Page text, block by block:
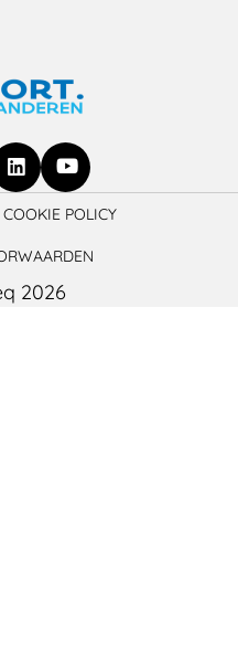
Ga
Ga
YouTube
COOKIE POLICY
2026